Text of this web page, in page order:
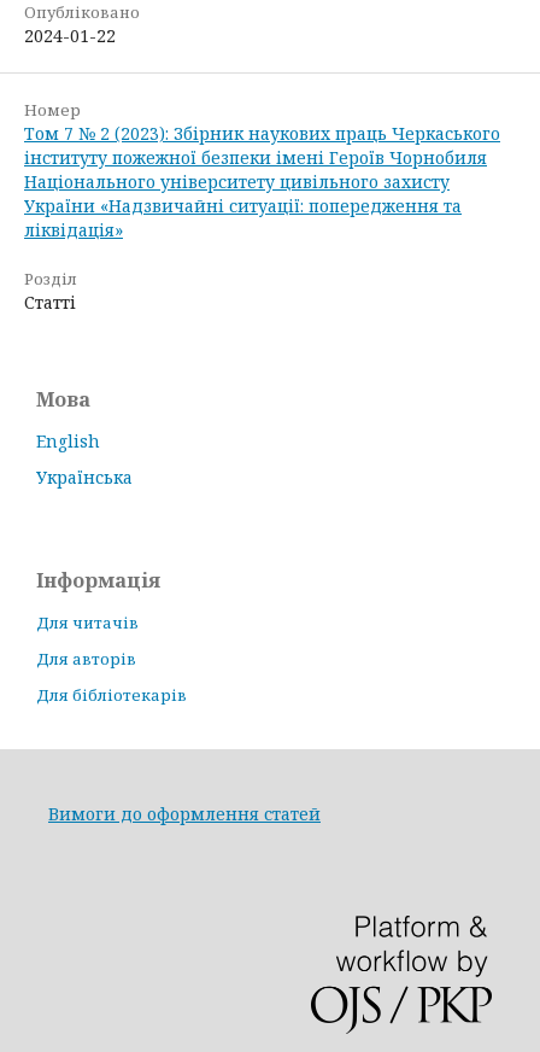
Опубліковано
2024-01-22
Номер
Том 7 № 2 (2023): Збірник наукових праць Черкаського
інституту пожежної безпеки імені Героїв Чорнобиля
Національного університету цивільного захисту
України «Надзвичайні ситуації: попередження та
ліквідація»
Розділ
Статті
Мова
English
Українська
Інформація
Для читачів
Для авторів
Для бібліотекарів
Вимоги до оформлення статей